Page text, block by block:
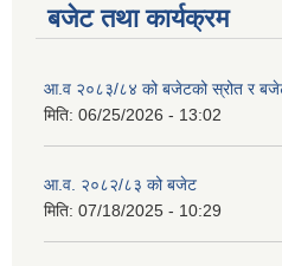
बजेट तथा कार्यक्रम
आ.व २०८३/८४ को बजेटको स्रोत र
मिति: 06/25/2026 - 13:02
आ.व. २०८२/८३ को बजेट
मिति: 07/18/2025 - 10:29